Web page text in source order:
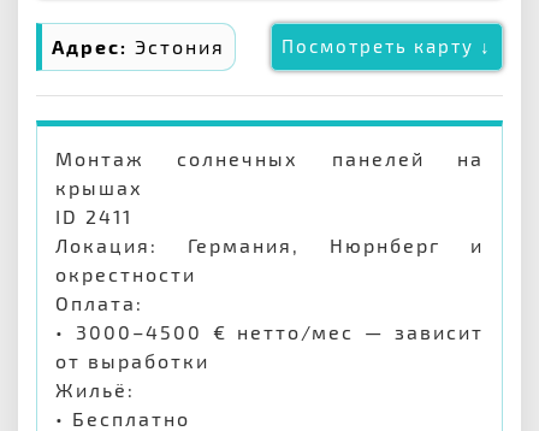
Адрес: Эстония Посмотреть карту ↓
Монтаж солнечных панелей на
крышах
ID 2411
Локация: Германия, Нюрнберг и
окрестности
Оплата:
• 3000–4500 € нетто/мес — зависит
от выработки
Жильё:
• Бесплатно